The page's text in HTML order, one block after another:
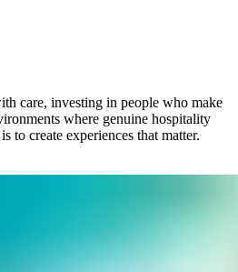
care, investing in people who make
where genuine hospitality